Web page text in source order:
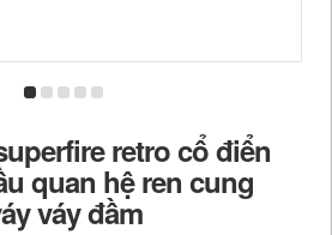
retro cổ điển
quan hệ ren cung
váy đầm